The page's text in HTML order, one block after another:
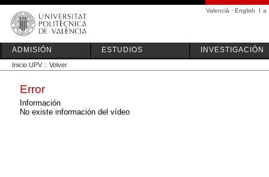
Valencià · English I a
ADMISIÓN ESTUDIOS INVESTIGACIÓN
Inicio UPV :: Volver
Error
Información
No existe información del vídeo